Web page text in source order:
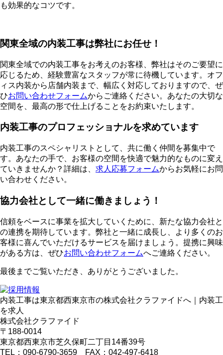
も効果的なコツです。
関東全域の内装工事は弊社にお任せ！
関東全域での内装工事をお考えのお客様、弊社はそのご要望に
応じるため、経験豊富なスタッフが常に待機しています。オフ
ィス内装から店舗内装まで、幅広く対応しておりますので、ぜ
ひお問い合わせフォームからご連絡ください。あなたの大切な
空間を、最高の形で仕上げることをお約束いたします。
内装工事のプロフェッショナルを求めています
内装工事のスペシャリストとして、共に働く仲間を募集中で
す。あなたの手で、お客様の空間を快適で魅力的なものに変え
ていきませんか？詳細は、 求人応募フォームからお気軽にお問
い合わせください。
協力会社として一緒に働きましょう！
信頼をベースに事業を拡大していくために、新たな協力会社と
の連携を期待しています。弊社と一緒に成長し、より多くのお
客様に喜んでいただけるサービスを届けましょう。提携に興味
がある方は、ぜひお問い合わせフォームへご連絡ください。
最後までご覧いただき、ありがとうございました。
内装工事は東京都西東京市の株式会社クラファイドへ｜内装工
を求人
株式会社クラファイド
〒188-0014
東京都西東京市芝久保町二丁目14番39号
TEL：090-6790-3659 FAX：042-497-6418